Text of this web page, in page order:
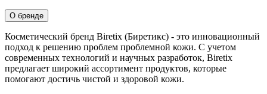
О бренде
Косметический бренд Biretix (Биретикс) - это инновационный
подход к решению проблем проблемной кожи. С учетом
современных технологий и научных разработок, Biretix
предлагает широкий ассортимент продуктов, которые
помогают достичь чистой и здоровой кожи.